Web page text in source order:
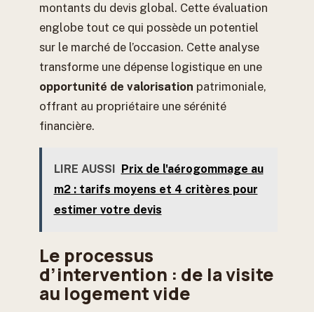
montants du devis global. Cette évaluation
englobe tout ce qui possède un potentiel
sur le marché de l’occasion. Cette analyse
transforme une dépense logistique en une
opportunité de valorisation patrimoniale,
offrant au propriétaire une sérénité
financière.
LIRE AUSSI
Prix de l'aérogommage au
m2 : tarifs moyens et 4 critères pour
estimer votre devis
Le processus
d’intervention : de la visite
au logement vide